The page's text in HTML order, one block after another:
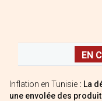
EN
Inflation en Tunisie : La
une envolée des